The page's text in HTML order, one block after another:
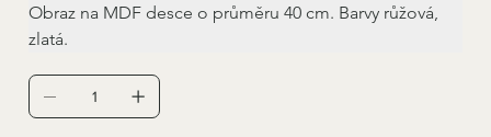
Obraz na MDF desce o průměru 40 cm. Barvy růžová,
zlatá.